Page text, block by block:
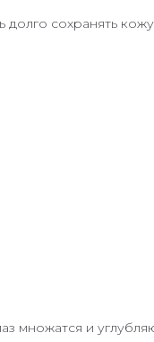
сохранять кожу
множатся и